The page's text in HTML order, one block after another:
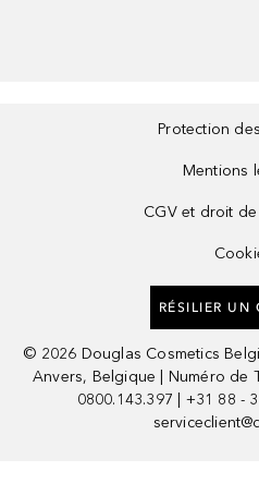
Protection
Mentions
CGV et droit
RÉSILIER UN
© 2026 Douglas Cosmetics
Anvers, Belgique | Numéro de
0800.143.397 | +31 88 -